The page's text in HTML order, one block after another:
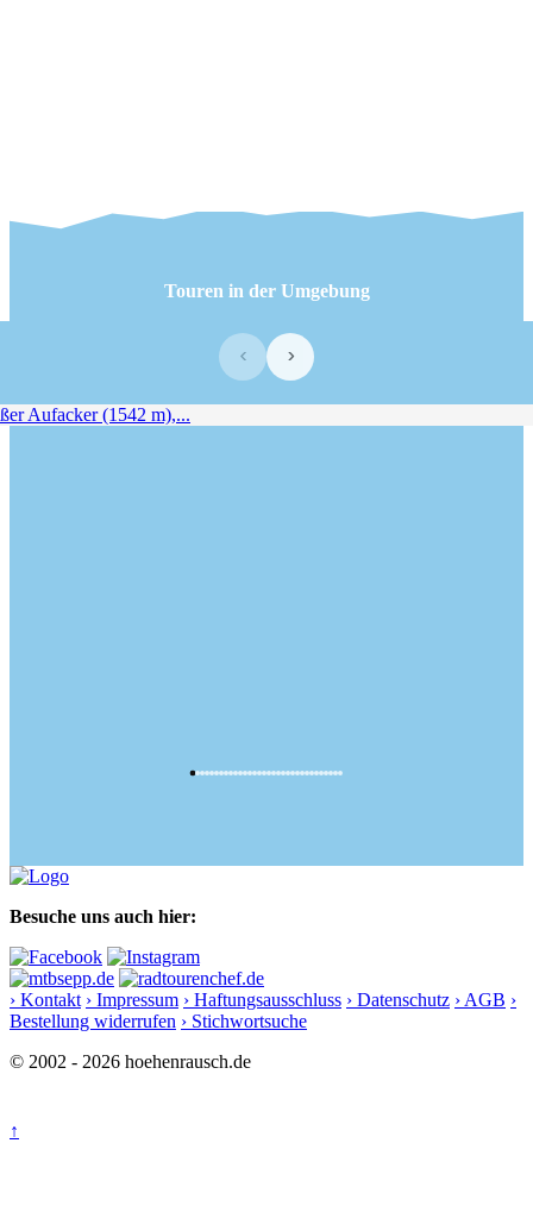
Touren in der Umgebung
‹ ›
Besuche uns auch hier:
› Kontakt › Impressum › Haftungsausschluss › Datenschutz › AGB ›
Bestellung widerrufen › Stichwortsuche
© 2002 - 2026 hoehenrausch.de
↑